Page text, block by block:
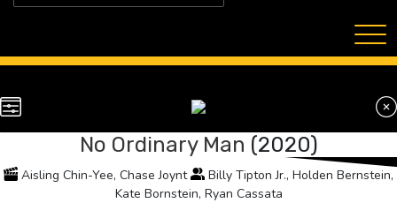
No Ordinary Man (2020)
Aisling Chin-Yee, Chase Joynt
Billy Tipton Jr., Holden Bernstein,
Kate Bornstein, Ryan Cassata